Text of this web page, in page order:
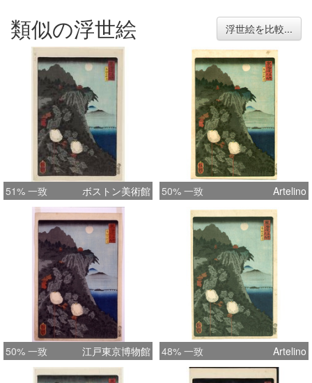
類似の浮世絵 浮世絵を比較...
51% 一致 ボストン美術館 50% 一致 Artelino
50% 一致 江戸東京博物館 48% 一致 Artelino